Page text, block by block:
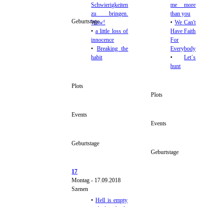
Schwierigkeiten
zu bringen.
Wow!
• a little loss of
innocence
• Breaking the
habit
Plots
Events
Geburtstage
me more
than you
• We Can't
Have Faith
For
Everybody
•Let´s
hunt
Plots
Events
Geburtstage
Geburtstage
17
Montag - 17.09.2018
Szenen
•Hell is empty